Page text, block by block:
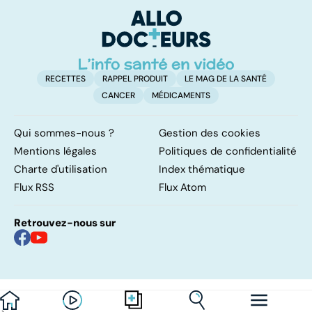
risque !
RECETTES RAPPEL PRODUIT
LE MAG DE LA SANTÉ
CANCER
MÉDICAMENTS
Qui sommes-nous ?
Gestion des cookies
Mentions légales
Politiques de confidentialité
Charte d'utilisation
Index thématique
Flux RSS
Flux Atom
Retrouvez-nous sur